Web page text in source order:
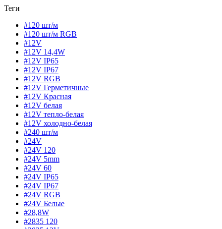
Теги
#120 шт/м
#120 шт/м RGB
#12V
#12V 14,4W
#12V IP65
#12V IP67
#12V RGB
#12V Герметичные
#12V Красная
#12V белая
#12V тепло-белая
#12V холодно-белая
#240 шт/м
#24V
#24V 120
#24V 5mm
#24V 60
#24V IP65
#24V IP67
#24V RGB
#24V Белые
#28,8W
#2835 120